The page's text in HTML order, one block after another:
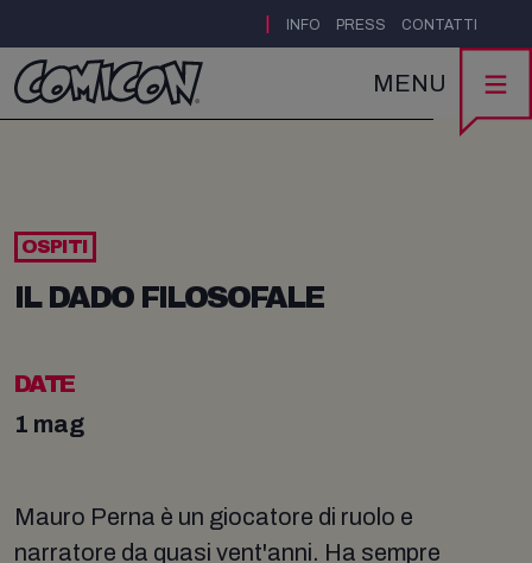
INFO PRESS CONTATTI
MENU
OSPITI
IL DADO FILOSOFALE
DATE
1 mag
Mauro Perna è un giocatore di ruolo e
narratore da quasi vent'anni. Ha sempre